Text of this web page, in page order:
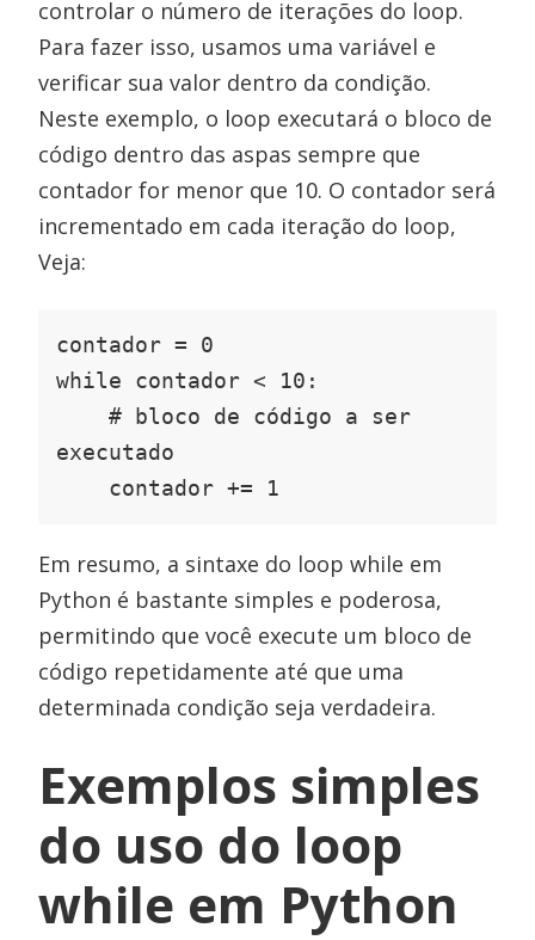
controlar o número de iterações do loop.
Para fazer isso, usamos uma variável e
verificar sua valor dentro da condição.
Neste exemplo, o loop executará o bloco de
código dentro das aspas sempre que
contador for menor que 10. O contador será
incrementado em cada iteração do loop,
Veja:
contador = 0
while contador < 10:
    # bloco de código a ser
executado
    contador += 1
Em resumo, a sintaxe do loop while em
Python é bastante simples e poderosa,
permitindo que você execute um bloco de
código repetidamente até que uma
determinada condição seja verdadeira.
Exemplos simples
do uso do loop
while em Python